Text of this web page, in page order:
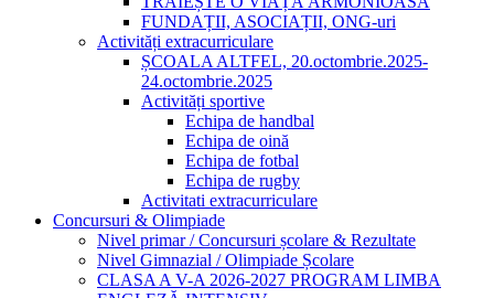
FUNDAȚII, ASOCIAȚII, ONG-uri
Activități extracurriculare
ȘCOALA ALTFEL, 20.octombrie.2025-
24.octombrie.2025
Activități sportive
Echipa de handbal
Echipa de oină
Echipa de fotbal
Echipa de rugby
Activitati extracurriculare
Concursuri & Olimpiade
Nivel primar / Concursuri școlare & Rezultate
Nivel Gimnazial / Olimpiade Școlare
CLASA A V-A 2026-2027 PROGRAM LIMBA